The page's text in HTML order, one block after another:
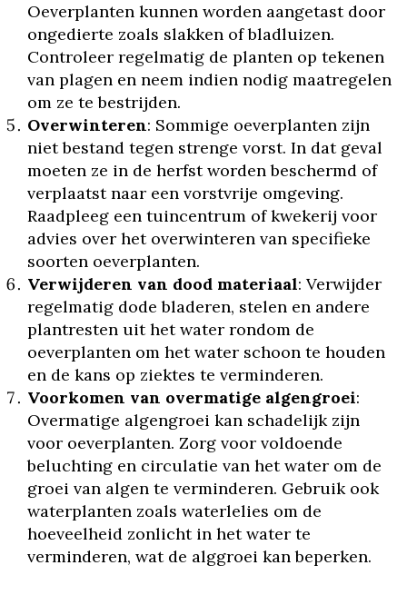
Oeverplanten kunnen worden aangetast door
ongedierte zoals slakken of bladluizen.
Controleer regelmatig de planten op tekenen
van plagen en neem indien nodig maatregelen
om ze te bestrijden.
Overwinteren: Sommige oeverplanten zijn
niet bestand tegen strenge vorst. In dat geval
moeten ze in de herfst worden beschermd of
verplaatst naar een vorstvrije omgeving.
Raadpleeg een tuincentrum of kwekerij voor
advies over het overwinteren van specifieke
soorten oeverplanten.
Verwijderen van dood materiaal: Verwijder
regelmatig dode bladeren, stelen en andere
plantresten uit het water rondom de
oeverplanten om het water schoon te houden
en de kans op ziektes te verminderen.
Voorkomen van overmatige algengroei:
Overmatige algengroei kan schadelijk zijn
voor oeverplanten. Zorg voor voldoende
beluchting en circulatie van het water om de
groei van algen te verminderen. Gebruik ook
waterplanten zoals waterlelies om de
hoeveelheid zonlicht in het water te
verminderen, wat de alggroei kan beperken.